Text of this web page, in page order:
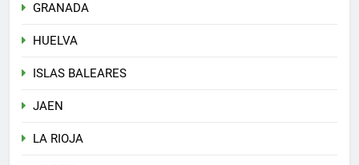
GRANADA
HUELVA
ISLAS BALEARES
JAEN
LA RIOJA